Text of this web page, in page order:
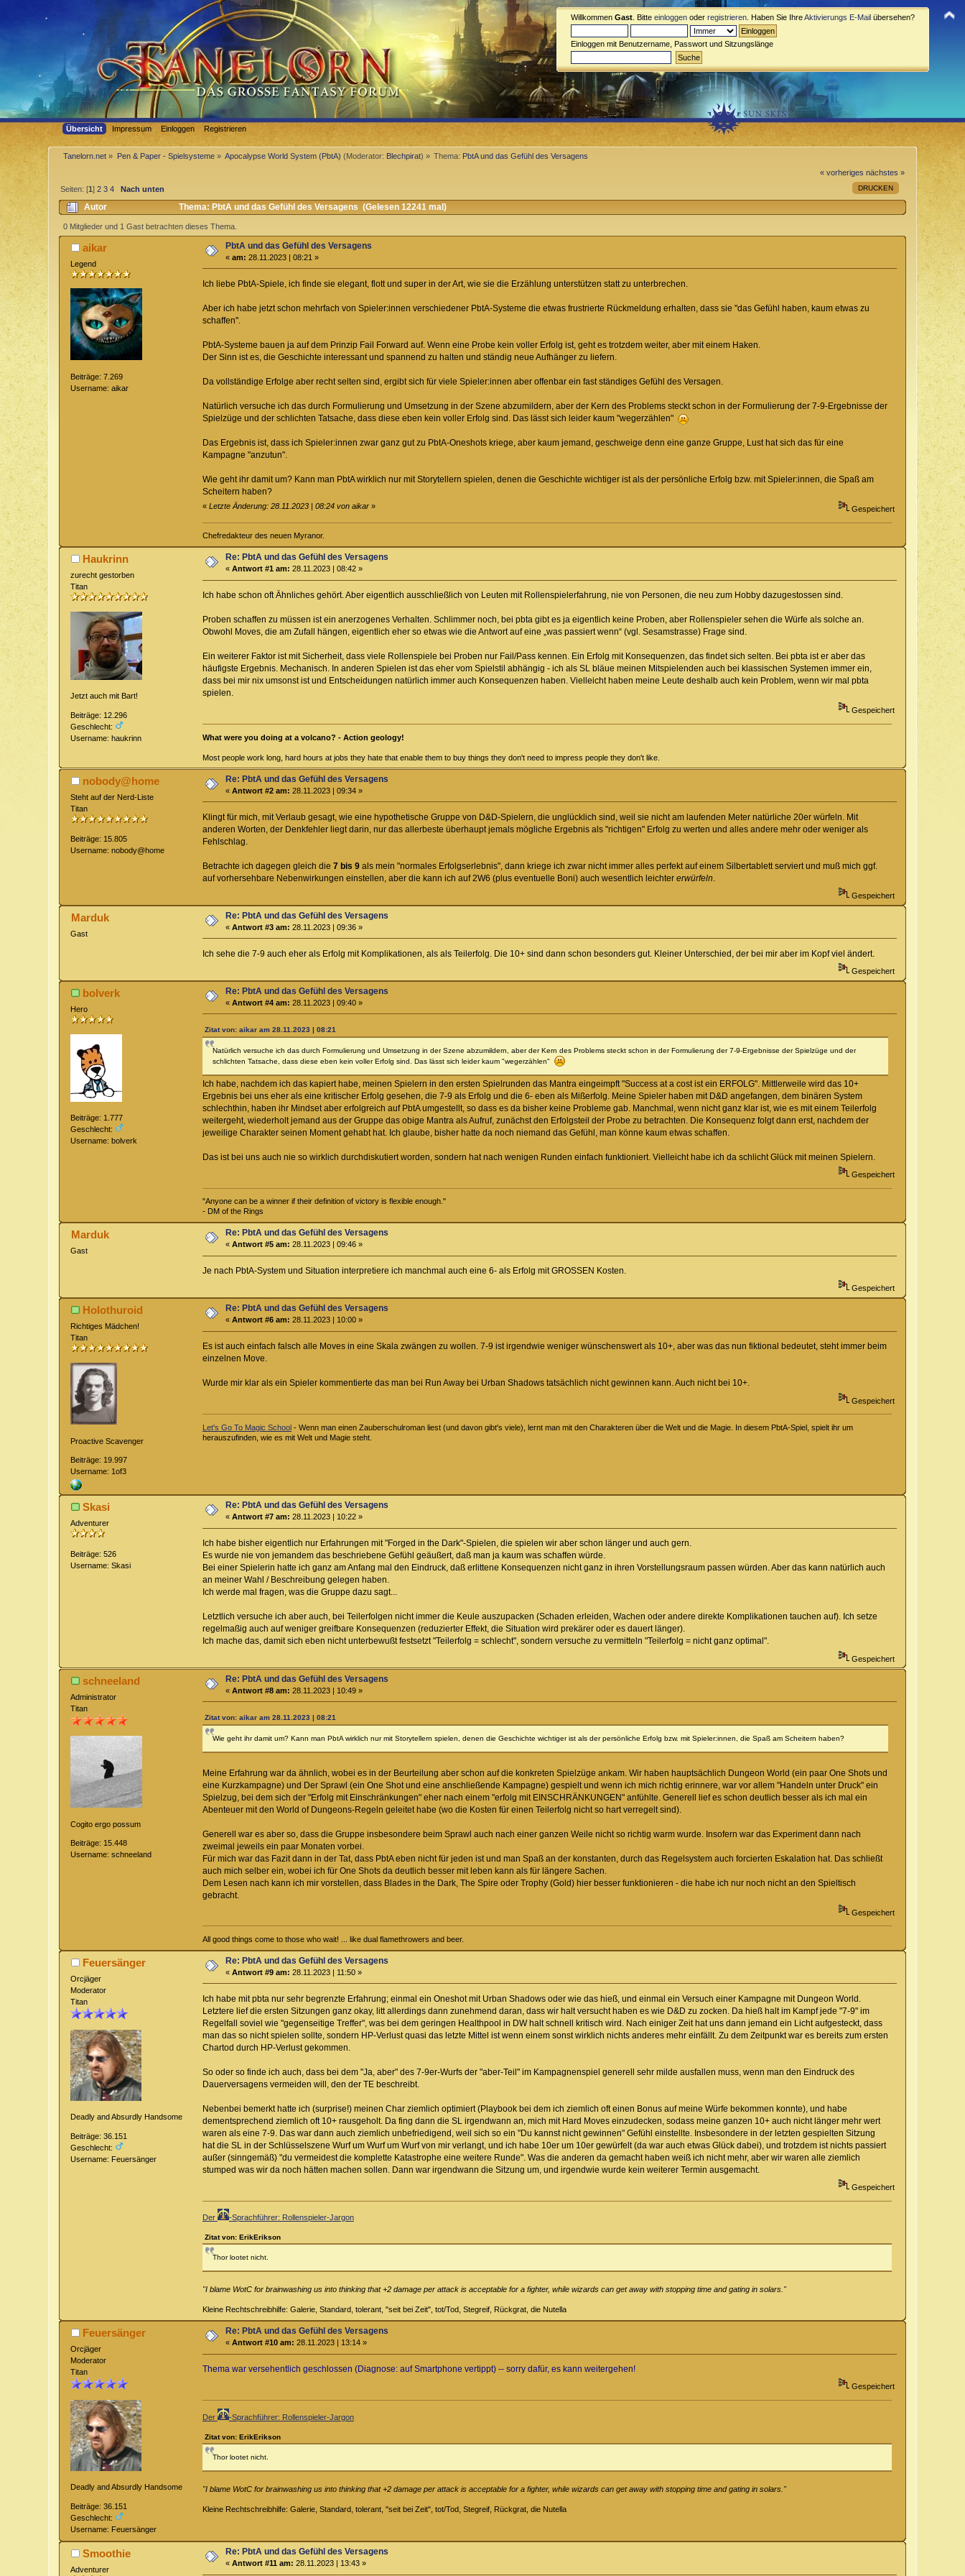
Willkommen Gast . Bitte einloggen oder registrieren . Haben Sie IhreAktivierungs E-Mail übersehen?
Einloggen mit Benutzername, Passwort und Sitzungslänge
Übersicht Impressum Einloggen Registrieren
Tanelorn.net » Pen & Paper - Spielsysteme» Apocalypse World System (PbtA) (Moderator: Blechpirat) » Thema: PbtA und das Gefühl des Versagens
« vorheriges nächstes »
DRUCKEN
Seiten: [1]2 3 4 Nach unten
Autor Thema: PbtA und das Gefühl des Versagens (Gelesen 12241 mal)
0 Mitglieder und 1 Gast betrachten dieses Thema.
aikar
Legend
Beiträge: 7.269
Username: aikar
PbtA und das Gefühl des Versagens
«am: 28.11.2023 | 08:21 »
Ich liebe PbtA-Spiele, ich finde sie elegant, flott und super in der Art, wie sie die Erzählung unterstützen statt zu unterbrechen.
Aber ich habe jetzt schon mehrfach von Spieler:innen verschiedener PbtA-Systeme die etwas frustrierte Rückmeldung erhalten, dass sie "das Gefühl haben, kaum etwas zu
schaffen".
PbtA-Systeme bauen ja auf dem Prinzip Fail Forward auf. Wenn eine Probe kein voller Erfolg ist, geht es trotzdem weiter, aber mit einem Haken.
Der Sinn ist es, die Geschichte interessant und spannend zu halten und ständig neue Aufhänger zu liefern.
Da vollständige Erfolge aber recht selten sind, ergibt sich für viele Spieler:innen aber offenbar ein fast ständiges Gefühl des Versagen.
Natürlich versuche ich das durch Formulierung und Umsetzung in der Szene abzumildern, aber der Kern des Problems steckt schon in der Formulierung der 7-9-Ergebnisse der
Spielzüge und der schlichten Tatsache, dass diese eben kein voller Erfolg sind. Das lässt sich leider kaum "wegerzählen"
Das Ergebnis ist, dass ich Spieler:innen zwar ganz gut zu PbtA-Oneshots kriege, aber kaum jemand, geschweige denn eine ganze Gruppe, Lust hat sich das für eine
Kampagne "anzutun".
Wie geht ihr damit um? Kann man PbtA wirklich nur mit Storytellern spielen, denen die Geschichte wichtiger ist als der persönliche Erfolg bzw. mit Spieler:innen, die Spaß am
Scheitern haben?
« Letzte Änderung: 28.11.2023 | 08:24 von aikar» Gespeichert
Chefredakteur des neuen Myranor.
Haukrinn
zurecht gestorben
Titan
Jetzt auch mit Bart!
Beiträge: 12.296
Geschlecht:
Username: haukrinn
Re: PbtA und das Gefühl des Versagens
«Antwort #1 am: 28.11.2023 | 08:42 »
Ich habe schon oft Ähnliches gehört. Aber eigentlich ausschließlich von Leuten mit Rollenspielerfahrung, nie von Personen, die neu zum Hobby dazugestossen sind.
Proben schaffen zu müssen ist ein anerzogenes Verhalten. Schlimmer noch, bei pbta gibt es ja eigentlich keine Proben, aber Rollenspieler sehen die Würfe als solche an.
Obwohl Moves, die am Zufall hängen, eigentlich eher so etwas wie die Antwort auf eine „was passiert wenn“ (vgl. Sesamstrasse) Frage sind.
Ein weiterer Faktor ist mit Sicherheit, dass viele Rollenspiele bei Proben nur Fail/Pass kennen. Ein Erfolg mit Konsequenzen, das findet sich selten. Bei pbta ist er aber das
häufigste Ergebnis. Mechanisch. In anderen Spielen ist das eher vom Spielstil abhängig - ich als SL bläue meinen Mitspielenden auch bei klassischen Systemen immer ein,
dass bei mir nix umsonst ist und Entscheidungen natürlich immer auch Konsequenzen haben. Vielleicht haben meine Leute deshalb auch kein Problem, wenn wir mal pbta
spielen.
Gespeichert
What were you doing at a volcano? - Action geology!
Most people work long, hard hours at jobs they hate that enable them to buy things they don't need to impress people they don't like.
nobody@home
Steht auf der Nerd-Liste
Titan
Beiträge: 15.805
Username: nobody@home
Re: PbtA und das Gefühl des Versagens
«Antwort #2 am: 28.11.2023 | 09:34 »
Klingt für mich, mit Verlaub gesagt, wie eine hypothetische Gruppe von D&D-Spielern, die unglücklich sind, weil sie nicht am laufenden Meter natürliche 20er würfeln. Mit
anderen Worten, der Denkfehler liegt darin, nur das allerbeste überhaupt jemals mögliche Ergebnis als "richtigen" Erfolg zu werten und alles andere mehr oder weniger als
Fehlschlag.
Betrachte ich dagegen gleich die 7 bis 9als mein "normales Erfolgserlebnis", dann kriege ich zwar nicht immer alles perfekt auf einem Silbertablett serviert und muß mich ggf.
auf vorhersehbare Nebenwirkungen einstellen, aber die kann ich auf 2W6 (plus eventuelle Boni) auch wesentlich leichter erwürfeln
Gespeichert
Marduk
Gast
Re: PbtA und das Gefühl des Versagens
«Antwort #3 am: 28.11.2023 | 09:36 »
Ich sehe die 7-9 auch eher als Erfolg mit Komplikationen, als als Teilerfolg. Die 10+ sind dann schon besonders gut. Kleiner Unterschied, der bei mir aber im Kopf viel ändert.
Gespeichert
bolverk
Hero
Beiträge: 1.777
Geschlecht:
Username: bolverk
Re: PbtA und das Gefühl des Versagens
«Antwort #4 am: 28.11.2023 | 09:40 »
Zitat von: aikar am 28.11.2023 | 08:21
Natürlich versuche ich das durch Formulierung und Umsetzung in der Szene abzumildern, aber der Kern des Problems steckt schon in der Formulierung der 7-9-Ergebnisse der Spielzüge und der
schlichten Tatsache, dass diese eben kein voller Erfolg sind. Das lässt sich leider kaum "wegerzählen"
Ich habe, nachdem ich das kapiert habe, meinen Spielern in den ersten Spielrunden das Mantra eingeimpft "Success at a cost ist ein ERFOLG". Mittlerweile wird das 10+
Ergebnis bei uns eher als eine kritischer Erfolg gesehen, die 7-9 als Erfolg und die 6- eben als Mißerfolg. Meine Spieler haben mit D&D angefangen, dem binären System
schlechthin, haben ihr Mindset aber erfolgreich auf PbtA umgestellt, so dass es da bisher keine Probleme gab. Manchmal, wenn nicht ganz klar ist, wie es mit einem Teilerfolg
weitergeht, wiederholt jemand aus der Gruppe das obige Mantra als Aufruf, zunächst den Erfolgsteil der Probe zu betrachten. Die Konsequenz folgt dann erst, nachdem der
jeweilige Charakter seinen Moment gehabt hat. Ich glaube, bisher hatte da noch niemand das Gefühl, man könne kaum etwas schaffen.
Das ist bei uns auch nie so wirklich durchdiskutiert worden, sondern hat nach wenigen Runden einfach funktioniert. Vielleicht habe ich da schlicht Glück mit meinen Spielern.
Gespeichert
"Anyone can be a winner if their definition of victory is flexible enough."
- DM of the Rings
Marduk
Gast
Re: PbtA und das Gefühl des Versagens
«Antwort #5 am: 28.11.2023 | 09:46 »
Je nach PbtA-System und Situation interpretiere ich manchmal auch eine 6- als Erfolg mit GROSSEN Kosten.
Gespeichert
Holothuroid
Richtiges Mädchen!
Titan
Proactive Scavenger
Beiträge: 19.997
Username: 1of3
Re: PbtA und das Gefühl des Versagens
«Antwort #6 am: 28.11.2023 | 10:00 »
Es ist auch einfach falsch alle Moves in eine Skala zwängen zu wollen. 7-9 ist irgendwie weniger wünschenswert als 10+, aber was das nun fiktional bedeutet, steht immer beim
einzelnen Move.
Wurde mir klar als ein Spieler kommentierte das man bei Run Away bei Urban Shadows tatsächlich nicht gewinnen kann. Auch nicht bei 10+.
Gespeichert
Let's Go To Magic School- Wenn man einen Zauberschulroman liest (und davon gibt's viele), lernt man mit den Charakteren über die Welt und die Magie. In diesem PbtA-Spiel, spielt ihr um
herauszufinden, wie es mit Welt und Magie steht.
Skasi
Adventurer
Beiträge: 526
Username: Skasi
Re: PbtA und das Gefühl des Versagens
«Antwort #7 am: 28.11.2023 | 10:22 »
Ich habe bisher eigentlich nur Erfahrungen mit "Forged in the Dark"-Spielen, die spielen wir aber schon länger und auch gern.
Es wurde nie von jemandem das beschriebene Gefühl geäußert, daß man ja kaum was schaffen würde.
Bei einer Spielerin hatte ich ganz am Anfang mal den Eindruck, daß erlittene Konsequenzen nicht ganz in ihren Vorstellungsraum passen würden. Aber das kann natürlich auch
an meiner Wahl / Beschreibung gelegen haben.
Ich werde mal fragen, was die Gruppe dazu sagt...
Letztlich versuche ich aber auch, bei Teilerfolgen nicht immer die Keule auszupacken (Schaden erleiden, Wachen oder andere direkte Komplikationen tauchen auf). Ich setze
regelmaßig auch auf weniger greifbare Konsequenzen (reduzierter Effekt, die Situation wird prekärer oder es dauert länger).
Ich mache das, damit sich eben nicht unterbewußt festsetzt "Teilerfolg = schlecht", sondern versuche zu vermitteln "Teilerfolg = nicht ganz optimal".
Gespeichert
schneeland
Administrator
Titan
Cogito ergo possum
Beiträge: 15.448
Username: schneeland
Re: PbtA und das Gefühl des Versagens
«Antwort #8 am: 28.11.2023 | 10:49 »
Zitat von: aikar am 28.11.2023 | 08:21
Wie geht ihr damit um? Kann man PbtA wirklich nur mit Storytellern spielen, denen die Geschichte wichtiger ist als der persönliche Erfolg bzw. mit Spieler:innen, die Spaß am Scheitern haben?
Meine Erfahrung war da ähnlich, wobei es in der Beurteilung aber schon auf die konkreten Spielzüge ankam. Wir haben hauptsächlich Dungeon World (ein paar One Shots und
eine Kurzkampagne) und Der Sprawl (ein One Shot und eine anschließende Kampagne) gespielt und wenn ich mich richtig erinnere, war vor allem "Handeln unter Druck" ein
Spielzug, bei dem sich der "Erfolg mit Einschränkungen" eher nach einem "erfolg mit EINSCHRÄNKUNGEN" anfühlte. Generell lief es schon deutlich besser als ich mal ein
Abenteuer mit den World of Dungeons-Regeln geleitet habe (wo die Kosten für einen Teilerfolg nicht so hart verregelt sind).
Generell war es aber so, dass die Gruppe insbesondere beim Sprawl auch nach einer ganzen Weile nicht so richtig warm wurde. Insofern war das Experiment dann nach
zweimal jeweils ein paar Monaten vorbei.
Für mich war das Fazit dann in der Tat, dass PbtA eben nicht für jeden ist und man Spaß an der konstanten, durch das Regelsystem auch forcierten Eskalation hat. Das schließt
auch mich selber ein, wobei ich für One Shots da deutlich besser mit leben kann als für längere Sachen.
Dem Lesen nach kann ich mir vorstellen, dass Blades in the Dark, The Spire oder Trophy (Gold) hier besser funktionieren - die habe ich nur noch nicht an den Spieltisch
gebracht.
Gespeichert
All good things come to those who wait! ... like dual flamethrowers and beer.
Feuersänger
Orcjäger
Moderator
Titan
Deadly and Absurdly Handsome
Beiträge: 36.151
Geschlecht:
Username: Feuersänger
Re: PbtA und das Gefühl des Versagens
«Antwort #9 am: 28.11.2023 | 11:50 »
Ich habe mit pbta nur sehr begrenzte Erfahrung; einmal ein Oneshot mit Urban Shadows oder wie das hieß, und einmal ein Versuch einer Kampagne mit Dungeon World.
Letztere lief die ersten Sitzungen ganz okay, litt allerdings dann zunehmend daran, dass wir halt versucht haben es wie D&D zu zocken. Da hieß halt im Kampf jede "7-9" im
Regelfall soviel wie "gegenseitige Treffer", was bei dem geringen Healthpool in DW halt schnell kritisch wird. Nach einiger Zeit hat uns dann jemand ein Licht aufgesteckt, dass
man das so nicht spielen sollte, sondern HP-Verlust quasi das letzte Mittel ist wenn einem sonst wirklich nichts anderes mehr einfällt. Zu dem Zeitpunkt war es bereits zum ersten
Chartod durch HP-Verlust gekommen.
So oder so finde ich auch, dass bei dem "Ja, aber" des 7-9er-Wurfs der "aber-Teil" im Kampagnenspiel generell sehr milde ausfallen muss, wenn man den Eindruck des
Dauerversagens vermeiden will, den der TE beschreibt.
Nebenbei bemerkt hatte ich (surprise!) meinen Char ziemlich optimiert (Playbook bei dem ich ziemlich oft einen Bonus auf meine Würfe bekommen konnte), und habe
dementsprechend ziemlich oft 10+ rausgeholt. Da fing dann die SL irgendwann an, mich mit Hard Moves einzudecken, sodass meine ganzen 10+ auch nicht länger mehr wert
waren als eine 7-9. Das war dann auch ziemlich unbefriedigend, weil sich so ein "Du kannst nicht gewinnen" Gefühl einstellte. Insbesondere in der letzten gespielten Sitzung
hat die SL in der Schlüsselszene Wurf um Wurf um Wurf von mir verlangt, und ich habe 10er um 10er gewürfelt (da war auch etwas Glück dabei), und trotzdem ist nichts passiert
außer (sinngemäß) "du vermeidest die komplette Katastrophe eine weitere Runde". Was die anderen da gemacht haben weiß ich nicht mehr, aber wir waren alle ziemlich
stumped was wir da noch hätten machen sollen. Dann war irgendwann die Sitzung um, und irgendwie wurde kein weiterer Termin ausgemacht.
Gespeichert
Der -Sprachführer: Rollenspieler-Jargon
Zitat von: ErikErikson
Thor lootet nicht.
"I blame WotC for brainwashing us into thinking that +2 damage per attack is acceptable for a fighter, while wizards can get away with stopping time and gating in solars."
Kleine Rechtschreibhilfe: Galerie, Standard, tolerant, "seit bei Zeit", tot/Tod, Stegreif, Rückgrat, die Nutella
Feuersänger
Orcjäger
Moderator
Titan
Deadly and Absurdly Handsome
Beiträge: 36.151
Geschlecht:
Username: Feuersänger
Re: PbtA und das Gefühl des Versagens
«Antwort #10 am: 28.11.2023 | 13:14 »
Thema war versehentlich geschlossen (Diagnose: auf Smartphone vertippt) -- sorry dafür, es kann weitergehen!
Gespeichert
Der -Sprachführer: Rollenspieler-Jargon
Zitat von: ErikErikson
Thor lootet nicht.
"I blame WotC for brainwashing us into thinking that +2 damage per attack is acceptable for a fighter, while wizards can get away with stopping time and gating in solars."
Kleine Rechtschreibhilfe: Galerie, Standard, tolerant, "seit bei Zeit", tot/Tod, Stegreif, Rückgrat, die Nutella
Smoothie
Adventurer
Re: PbtA und das Gefühl des Versagens
«Antwort #11 am: 28.11.2023 | 13:43 »